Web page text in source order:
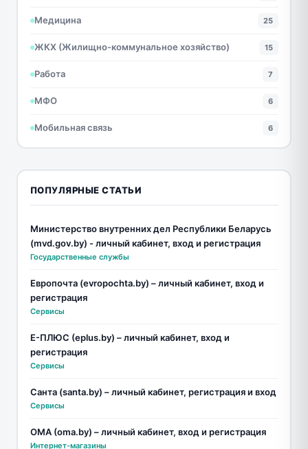
Медицина 25
ЖКХ (Жилищно-коммунальное хозяйство) 15
Работа 7
МФО 6
Мобильная связь 6
ПОПУЛЯРНЫЕ СТАТЬИ
Министерство внутренних дел Республики Беларусь
(mvd.gov.by) - личный кабинет, вход и регистрация
Государственные службы
Европочта (evropochta.by) – личный кабинет, вход и
регистрация
Сервисы
Е-ПЛЮС (eplus.by) – личный кабинет, вход и
регистрация
Сервисы
Санта (santa.by) – личный кабинет, регистрация и вход
Сервисы
ОМА (oma.by) – личный кабинет, вход и регистрация
Интернет-магазины